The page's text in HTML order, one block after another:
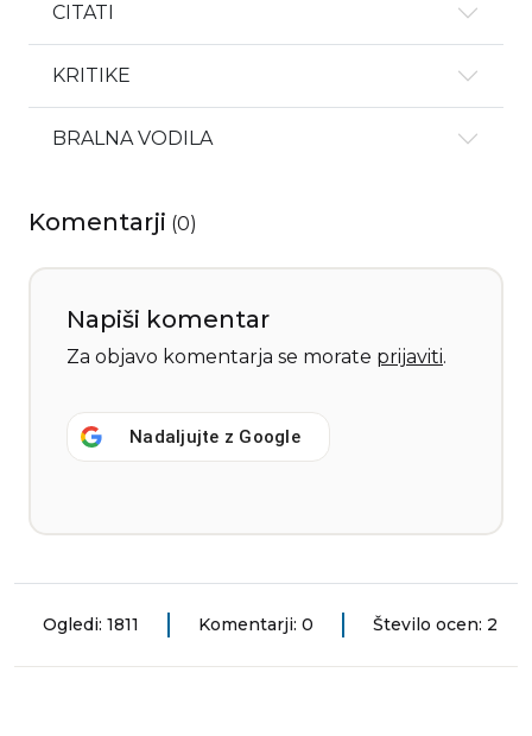
CITATI
KRITIKE
BRALNA VODILA
Komentarji (0)
Napiši komentar
Za objavo komentarja se morate prijaviti.
Nadaljujte z Google
Ogledi: 1811 Komentarji: 0 Število ocen: 2